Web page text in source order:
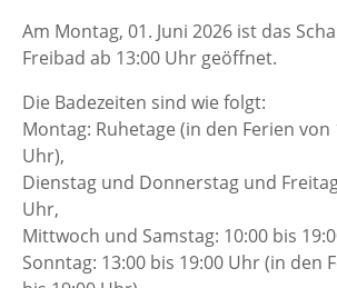
Am Montag, 01. Juni 2026 ist das
Freibad ab 13:00 Uhr geöffnet.
Die Badezeiten sind wie folgt:
Montag: Ruhetage (in den Ferien von
Uhr),
Dienstag und Donnerstag und
Uhr,
Mittwoch und Samstag: 10:00 bis
Sonntag: 13:00 bis 19:00 Uhr (in den